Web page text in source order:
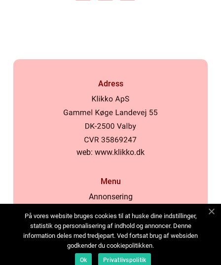
Adress
web: www.klikko.dk
Menu
Annonsering
Cookies
Kontakta oss
Sitemap
På vores website bruges cookies til at huske dine indstillinger,
statistik og personalisering af indhold og annoncer. Denne
information deles med tredjepart. Ved fortsat brug af websiden
godkender du cookiepolitikken.
Ok Privatlivspolitik